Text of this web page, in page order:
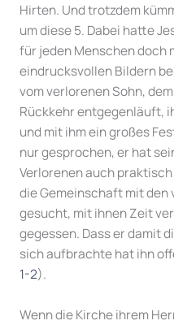
Hirten. Und trotzdem
um diese 5. Dabei hatte
für jeden Menschen doch
eindrucksvollen Bildern
vom verlorenen Sohn,
Rückkehr entgegenläuft,
und mit ihm ein großes
nur gesprochen, er hat
Verlorenen auch
die Gemeinschaft mit
gesucht, mit ihnen Zeit
gegessen. Dass er damit
sich aufbrachte hat ihn
1-2).
Wenn die Kirche ihrem